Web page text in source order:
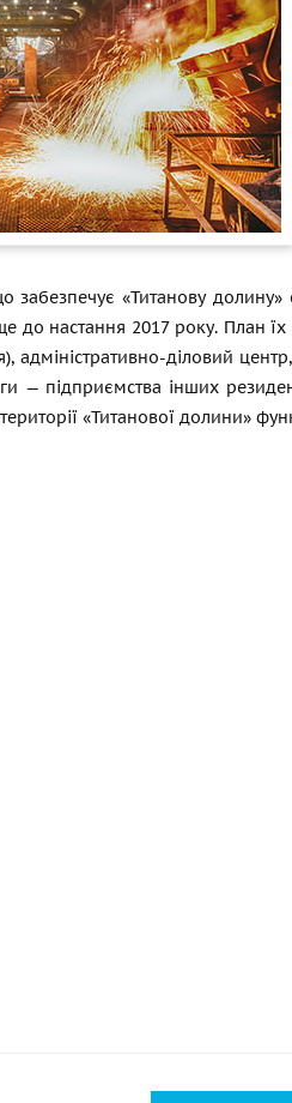
забезпечує «Титанову
до настання 2017 року. План
адміністративно-діловий
— підприємства інших
«Титанової долини»